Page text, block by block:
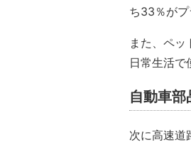
ち33％がプ
また、ペッ
日常生活で
自動車部
次に高速道